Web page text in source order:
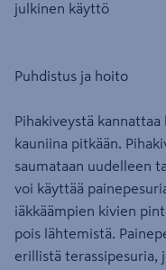
julkinen käyttö
Puhdistus ja hoito
Pihakiveystä
kauniina pitkään.
saumataan uudelleen
voi käyttää
iäkkäämpien kivien
pois lähtemistä.
erillistä terassipesuria,